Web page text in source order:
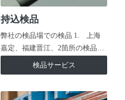
持込検品
弊社の検品場での検品 1. 上海
嘉定、福建晋江、2箇所の検品…
検品サービス